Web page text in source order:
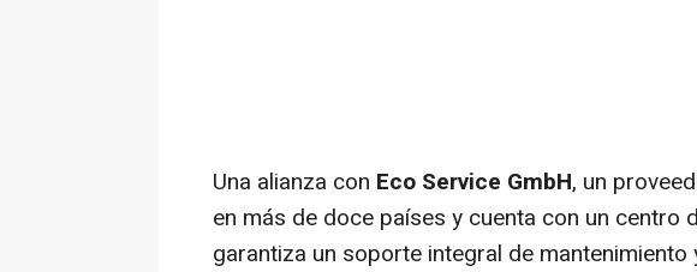
Una alianza con Eco Service GmbH, un
en más de doce países y cuenta con un centro
garantiza un soporte integral de